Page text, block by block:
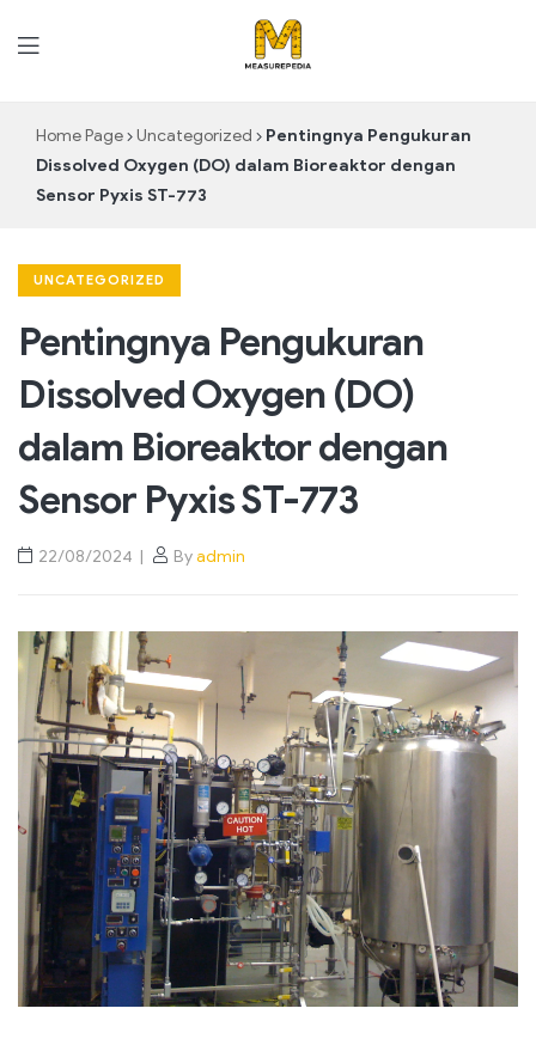
Home Page Uncategorized
Pentingnya Pengukuran
Dissolved Oxygen (DO) dalam Bioreaktor dengan
Sensor Pyxis ST-773
UNCATEGORIZED
Pentingnya Pengukuran
Dissolved Oxygen (DO)
dalam Bioreaktor dengan
Sensor Pyxis ST-773
22/08/2024 Byadmin